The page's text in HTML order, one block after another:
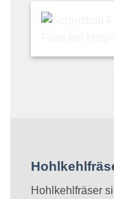
Hohlkehlfräser